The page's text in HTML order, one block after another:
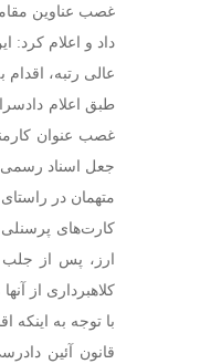
غصب عناوین
داد و اعلام کرد:
عالی رتبه، اقدام
غصب عنوان
جعل اسناد رسمی
متهمان در
کارت‌های پرسنلی
ارز، پس از جلب
کلاهبرداری از
قانون آئین